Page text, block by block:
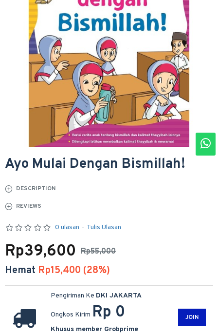
Ayo Mulai Dengan Bismillah!
DESCRIPTION
REVIEWS
0 ulasan - Tulis Ulasan
Rp55,000
Rp39,600
Hemat Rp15,400 (28%)
Pengiriman Ke DKI JAKARTA
Ongkos Kirim Rp 0
Khusus member Grobprime
JOIN